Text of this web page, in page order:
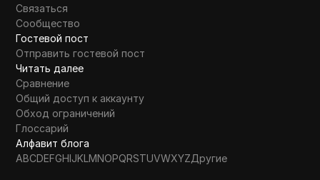
Связаться
Сообщество
Гостевой пост
Отправить гостевой пост
Читать далее
Сравнение
Общий доступ к аккаунту
Обход ограничений
Глоссарий
Алфавит блога
ABCDEFGHIJKLMNOPQRSTUVWXYZДругие